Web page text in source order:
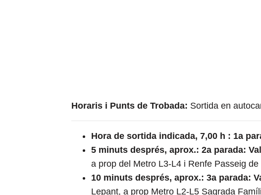
Horaris i Punts de Trobada: Sortida en
Hora de sortida indicada, 7,00 h : 1a
5 minuts després, aprox.: 2a parada:
a prop del Metro L3-L4 i Renfe Passeig de
10 minuts després, aprox.: 3a parada:
Lepant, a prop Metro L2-L5 Sagrada